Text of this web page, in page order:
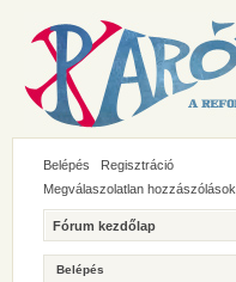
Belépés
Regisztráció
Megválaszolatlan hozzászólások
Fórum kezdőlap
Belépés